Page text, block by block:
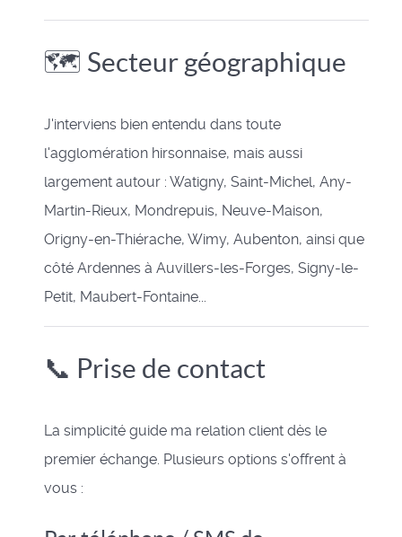
🗺️ Secteur géographique
J'interviens bien entendu dans toute
l'agglomération hirsonnaise, mais aussi
largement autour : Watigny, Saint-Michel, Any-
Martin-Rieux, Mondrepuis, Neuve-Maison,
Origny-en-Thiérache, Wimy, Aubenton, ainsi que
côté Ardennes à Auvillers-les-Forges, Signy-le-
Petit, Maubert-Fontaine...
📞 Prise de contact
La simplicité guide ma relation client dès le
premier échange. Plusieurs options s'offrent à
vous :